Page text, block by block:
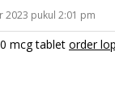
2023 pukul 2:01 pm
mcg tablet order